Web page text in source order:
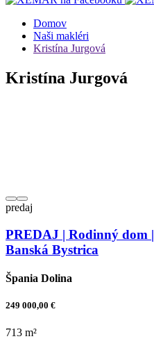
Domov
Naši makléri
Kristína Jurgová
Kristína Jurgová
predaj
PREDAJ | Rodinný dom
Banská Bystrica
Špania Dolina
249 000,00 €
713 m²